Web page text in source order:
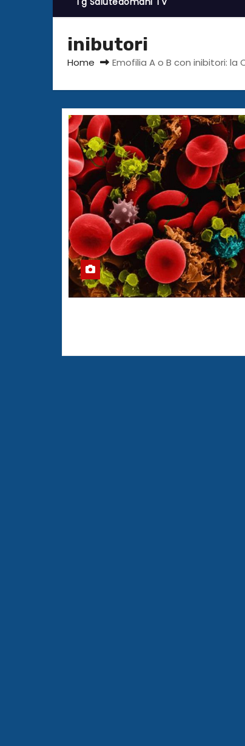
inibutori
Home Emofilia A o B con inibitori: